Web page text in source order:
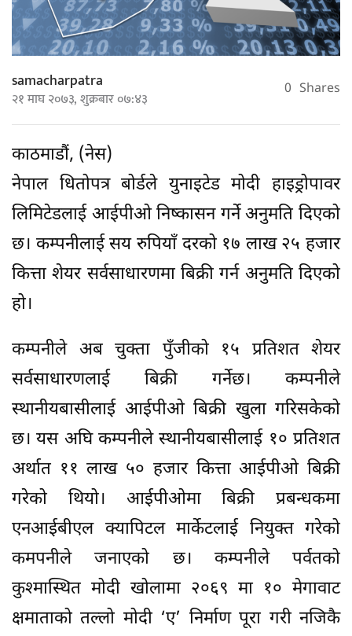
samacharpatra
२१ माघ २०७३, शुक्रबार ०७:४३ 0 Shares
काठमाडौं, (नेस)
नेपाल धितोपत्र बोर्डले युनाइटेड मोदी हाइड्रोपावर
लिमिटेडलाई आईपीओ निष्कासन गर्ने अनुमति दिएको
छ। कम्पनीलाई सय रुपियाँ दरको १७ लाख २५ हजार
कित्ता शेयर सर्वसाधारणमा बिक्री गर्न अनुमति दिएको
हो।
कम्पनीले अब चुक्ता पुँजीको १५ प्रतिशत शेयर
सर्वसाधारणलाई बिक्री गर्नेछ। कम्पनीले
स्थानीयबासीलाई आईपीओ बिक्री खुला गरिसकेको
छ। यस अघि कम्पनीले स्थानीयबासीलाई १० प्रतिशत
अर्थात ११ लाख ५० हजार कित्ता आईपीओ बिक्री
गरेको थियो। आईपीओमा बिक्री प्रबन्धकमा
एनआईबीएल क्यापिटल मार्केटलाई नियुक्त गरेको
कमपनीले जनाएको छ। कम्पनीले पर्वतको
कुश्मास्थित मोदी खोलामा २०६९ मा १० मेगावाट
क्षमाताको तल्लो मोदी ‘ए’ निर्माण पूरा गरी नजिकै